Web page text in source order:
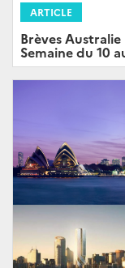
ARTICLE
Brèves
Semaine du 10